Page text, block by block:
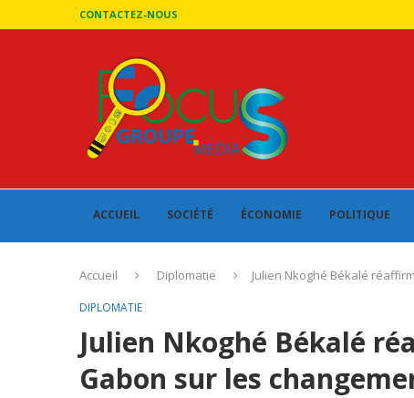
CONTACTEZ-NOUS
ACCUEIL SOCIÉTÉ ÉCONOMIE POLITIQUE
Accueil Diplomatie Julien Nkoghé Békalé
DIPLOMATIE
Julien Nkoghé Békalé
Gabon sur les